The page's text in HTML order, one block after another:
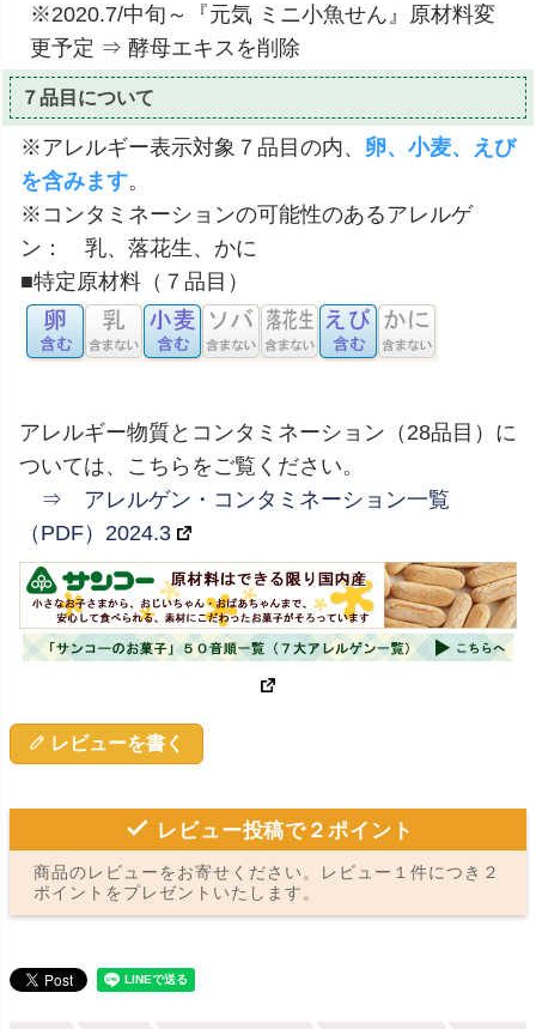
※2020.7/中旬～『元気 ミニ小魚せん』原材料変
更予定 ⇒ 酵母エキスを削除
７品目について
※アレルギー表示対象７品目の内、 卵、小麦、えび
を含みます。
※コンタミネーションの可能性のあるアレルゲ
ン： 乳、落花生、かに
■特定原材料（７品目）
アレルギー物質とコンタミネーション（28品目）に
ついては、こちらをご覧ください。
⇒ アレルゲン・コンタミネーション一覧
（PDF）2024.3
レビューを書く
レビュー投稿で２ポイント
商品のレビューをお寄せください。レビュー１件につき２
ポイントをプレゼントいたします。